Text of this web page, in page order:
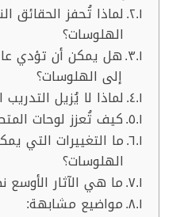
لماذا تُحفز الحقائق
الهلوسات؟
هل يمكن أن تؤدي
إلى الهلوسات؟
لماذا لا يُزيل
كيف تُعزز لوحات
ما التغييرات التي
الهلوسات؟
ما هي الآثار الأوسع
مواضيع مشابهة: